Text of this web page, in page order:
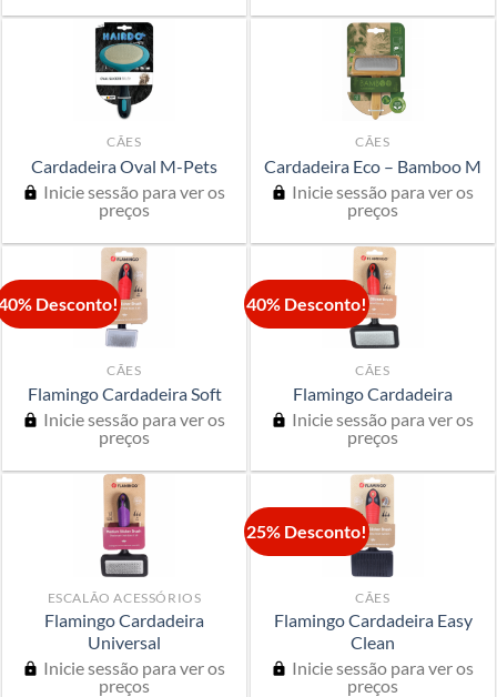
CÃES
Cardadeira Oval M-Pets
Inicie sessão para ver os
preços
CÃES
Cardadeira Eco – Bamboo M
Inicie sessão para ver os
preços
Desconto!
CÃES
Flamingo Cardadeira Soft
Inicie sessão para ver os
preços
40% Desconto!
CÃES
Flamingo Cardadeira
Inicie sessão para ver os
preços
ESCALÃO ACESSÓRIOS
Flamingo Cardadeira
Universal
Inicie sessão para ver os
preços
25% Desconto!
CÃES
Flamingo Cardadeira Easy
Clean
Inicie sessão para ver os
preços